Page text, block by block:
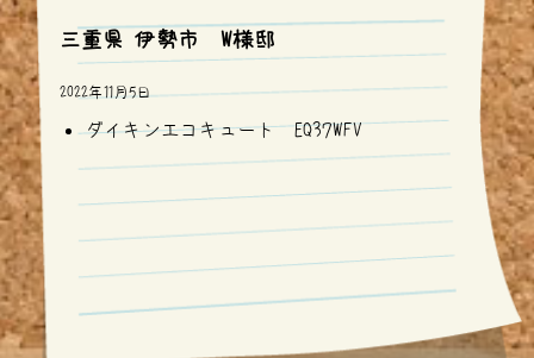
三重県 伊勢市 W様邸
2022年11月5日
ダイキンエコキュート EQ37WFV